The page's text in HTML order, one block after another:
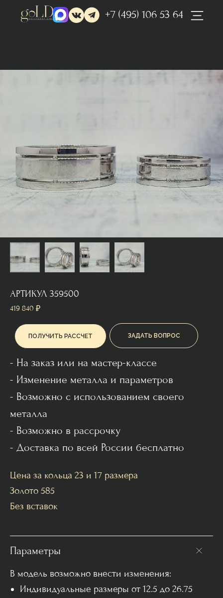
+7 (495) 106 53 64
ПОЛУЧИТЬ РАССЧЕТ ЗАДАТЬ ВОПРОС
АРТИКУЛ 359500
419 840 ₽
- На заказ или на мастер-классе
- Изменение металла и параметров
- Возможно с использованием своего
металла
- Возможно в рассрочку
- Доставка по всей России бесплатно
Цена за кольца 23 и 17 размера
Золото 585
Без вставок
Параметры
В модель возможно внести изменения:
Индивидуальные размеры от 12.5 до 26.75